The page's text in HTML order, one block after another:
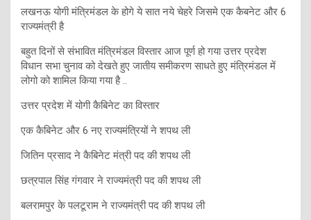
लखनऊ योगी मंत्रिमंडल के होगे ये सात नये चेहरे जिसमे एक कैबनेट और 6
राज्यमंत्री है
बहुत दिनों से संभावित मंत्रिमंडल विस्तार आज पूर्ण हो गया उत्तर प्रदेश
विधान सभा चुनाव को देखते हुए जातीय समीकरण साधते हुए मंत्रिमंडल में
लोगो को शामिल किया गया है ..
उत्तर प्रदेश में योगी कैबिनेट का विस्तार
एक कैबिनेट और 6 नए राज्यमंत्रियों ने शपथ ली
जितिन प्रसाद ने कैबिनेट मंत्री पद की शपथ ली
छत्रपाल सिंह गंगवार ने राज्यमंत्री पद की शपथ ली
बलरामपुर के पलटूराम ने राज्यमंत्री पद की शपथ ली